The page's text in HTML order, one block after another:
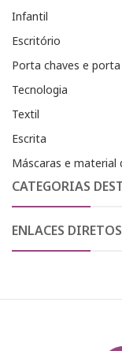
Infantil
Escritório
Porta chaves e
Tecnologia
Textil
Escrita
Máscaras e material
CATEGORIAS
ENLACES DIRETOS